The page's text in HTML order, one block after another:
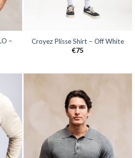
–
Croyez Plisse Shirt – Off White
€75